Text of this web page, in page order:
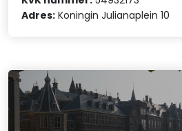
Adres: Koningin Julianaplein 10